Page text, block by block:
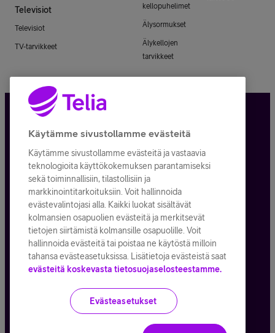
Televisiot
Televisiot
TV-tarvikkeet
kellopuhelimet
Älysormukset
Älykellojen
tarvikkeet
Tietosuoja ja -turva
Tilauksen peruuttaminen
Käyttöehdot
Evästeiden käyttö
Toimitusehdot ja palvelukuvaukset
Kaikki hinnat ALV25,5%
© Telia Company2026
Käytämme sivustollamme evästeitä
Käytämme sivustollamme evästeitä ja vastaavia
teknologioita käyttökokemuksen parantamiseksi
sekä toiminnallisiin, tilastollisiin ja
markkinointitarkoituksiin. Voit hallinnoida
evästevalintojasi alla. Kaikki luokat sisältävät
kolmansien osapuolien evästeitä ja merkitsevät
tietojen siirtämistä kolmansille osapuolille. Voit
hallinnoida evästeitä tai poistaa ne käytöstä milloin
tahansa evästeasetuksissa. Lisätietoja evästeistä saat
evästeitä koskevasta tietosuojaselosteestamme.
Evästeasetukset